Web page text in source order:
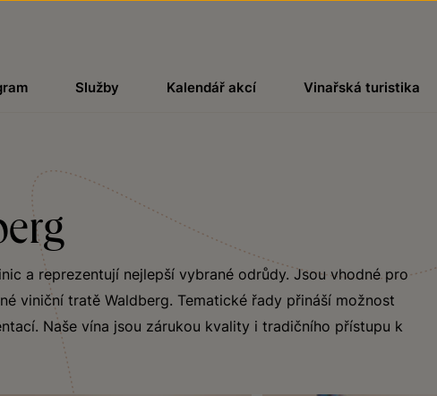
Služby Kalendář akcí Vinařská turistika
a reprezentují nejlepší vybrané odrůdy. Jsou vhodné pro
viniční tratě Waldberg. Tematické řady přináší možnost
Naše vína jsou zárukou kvality i tradičního přístupu k